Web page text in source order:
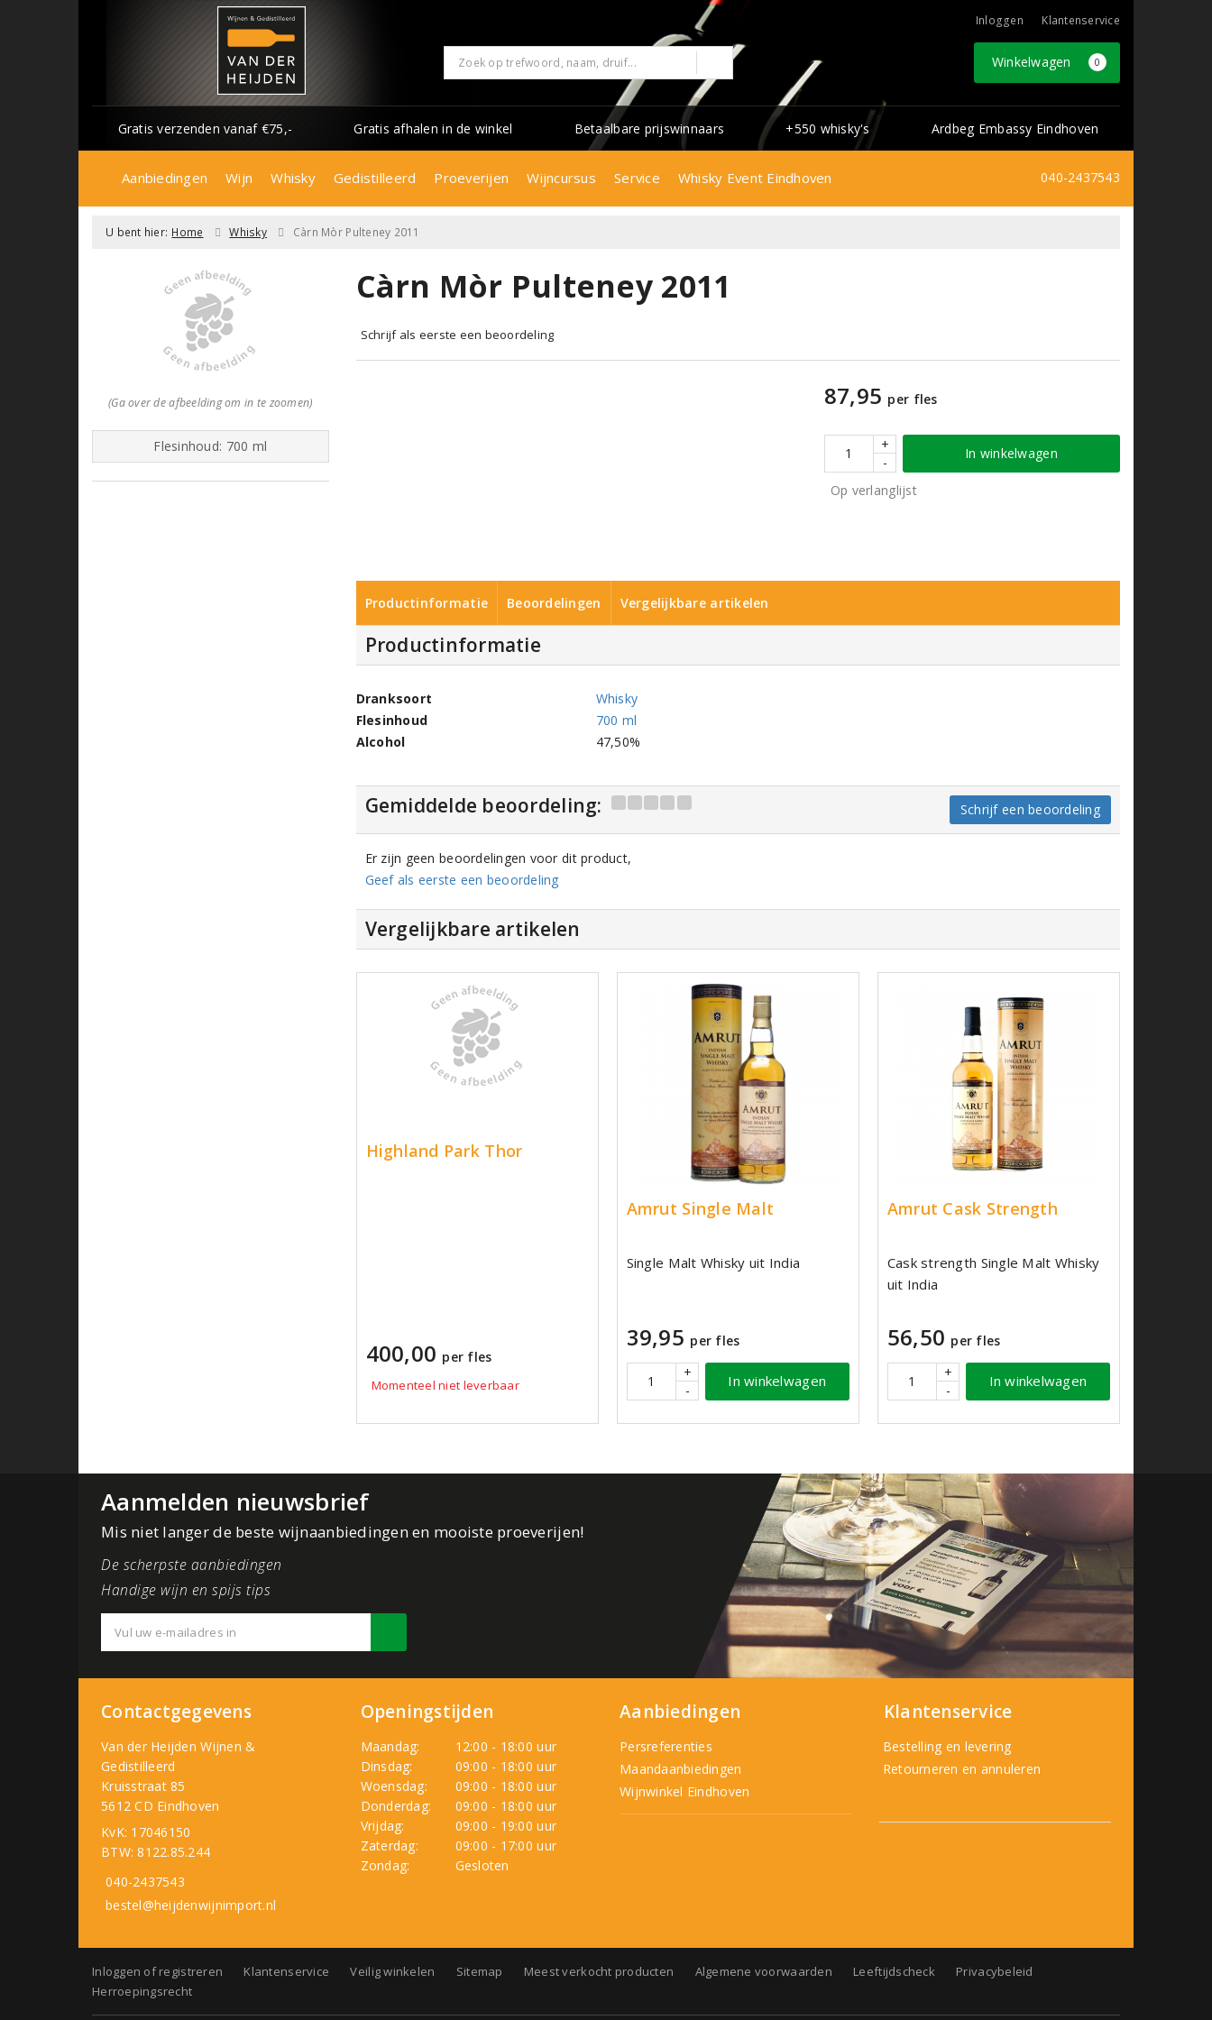
Inloggen Klantenservice
Winkelwagen 0
Gratis verzenden vanaf €75,- Gratis afhalen in de winkel Betaalbare prijswinnaars +550 whisky's Ardbeg Embassy Eindhoven
Aanbiedingen Wijn Whisky Gedistilleerd Proeverijen Wijncursus Service Whisky Event Eindhoven 040-2437543
U bent hier: Home Whisky Càrn Mòr Pulteney 2011
(Ga over de afbeelding om in te zoomen)
Flesinhoud: 700 ml
Càrn Mòr Pulteney 2011
Schrijf als eerste een beoordeling
87,95 per fles
+
-
In winkelwagen
Op verlanglijst
Productinformatie Beoordelingen Vergelijkbare artikelen
Productinformatie
Dranksoort
Whisky
Flesinhoud
700 ml
Alcohol
47,50%
Gemiddelde beoordeling: Schrijf een beoordeling
Er zijn geen beoordelingen voor dit product,
Geef als eerste een beoordeling
Vergelijkbare artikelen
Highland Park Thor
400,00 per fles
Momenteel niet leverbaar
Amrut Single Malt
Single Malt Whisky uit India
39,95 per fles
+
-
In winkelwagen
Amrut Cask Strength
Cask strength Single Malt Whisky
uit India
56,50 per fles
+
-
In winkelwagen
Aanmelden nieuwsbrief
Mis niet langer de beste wijnaanbiedingen en mooiste proeverijen!
De scherpste aanbiedingen
Handige wijn en spijs tips
Contactgegevens
Van der Heijden Wijnen &
Gedistilleerd
Kruisstraat 85
5612 CD Eindhoven
KvK: 17046150
BTW: 8122.85.244
040-2437543
bestel@heijdenwijnimport.nl
Openingstijden
Maandag:
12:00 - 18:00 uur
Dinsdag:
09:00 - 18:00 uur
Woensdag:
09:00 - 18:00 uur
Donderdag:
09:00 - 18:00 uur
Vrijdag:
09:00 - 19:00 uur
Zaterdag:
09:00 - 17:00 uur
Zondag:
Gesloten
Aanbiedingen
Persreferenties
Maandaanbiedingen
Wijnwinkel Eindhoven
Klantenservice
Bestelling en levering
Retourneren en annuleren
Inloggen of registreren Klantenservice Veilig winkelen Sitemap Meest verkocht producten Algemene voorwaarden Leeftijdscheck
Privacybeleid
Herroepingsrecht